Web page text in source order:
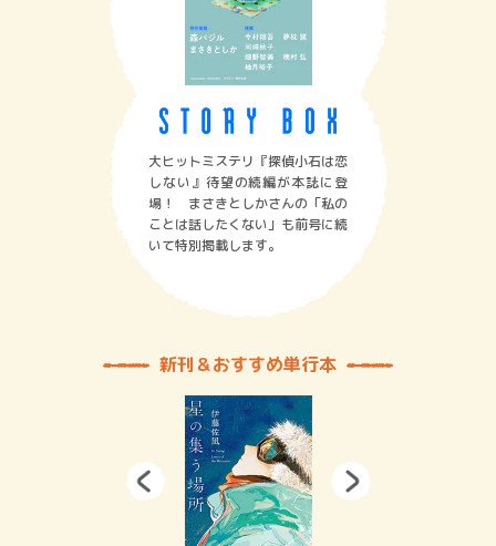
大ヒットミステリ『探偵小石は恋
しない』待望の続編が本誌に登
場！ まさきとしかさんの「私の
ことは話したくない」も前号に続
いて特別掲載します。
新刊＆おすすめ単行本